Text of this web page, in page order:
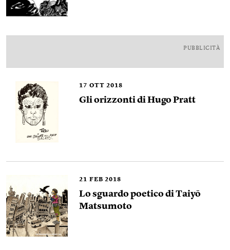
PUBBLICITÀ
17 OTT 2018
Gli orizzonti di Hugo Pratt
21 FEB 2018
Lo sguardo poetico di Taiyō
Matsumoto